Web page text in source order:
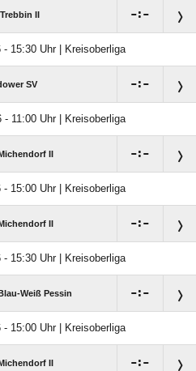
II :
15:30 Uhr | Kreisoberliga
SV :
11:00 Uhr | Kreisoberliga
II :
15:00 Uhr | Kreisoberliga
II :
15:30 Uhr | Kreisoberliga
Weiß Pessin :
15:00 Uhr | Kreisoberliga
II :